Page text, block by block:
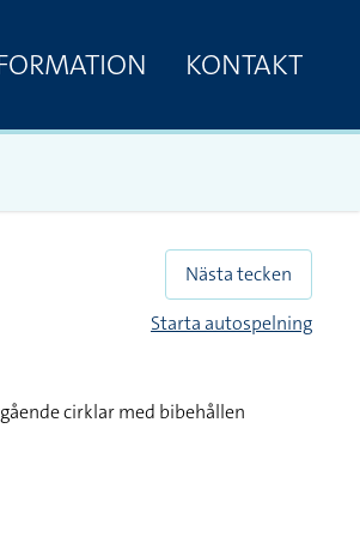
KONTAKT
Nästa tecken
Starta autospelning
cirklar med bibehållen